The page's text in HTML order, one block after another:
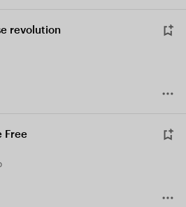
revolution
Free